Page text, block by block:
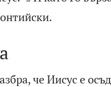

че Иисус е